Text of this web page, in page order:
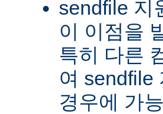
sendfile 지
이 이점을
특히 다른
여 sendfile
경우에 가